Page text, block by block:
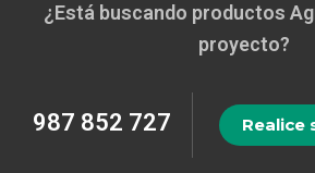
¿Está buscando productos
proyecto?
987 852 727 Realice